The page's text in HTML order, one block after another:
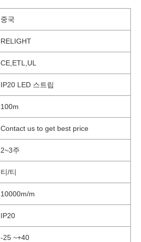
중국
RELIGHT
CE,ETL,UL
IP20 LED 스트립
100m
Contact us to get best price
2~3주
티/티
10000m/m
IP20
-25 ~+40